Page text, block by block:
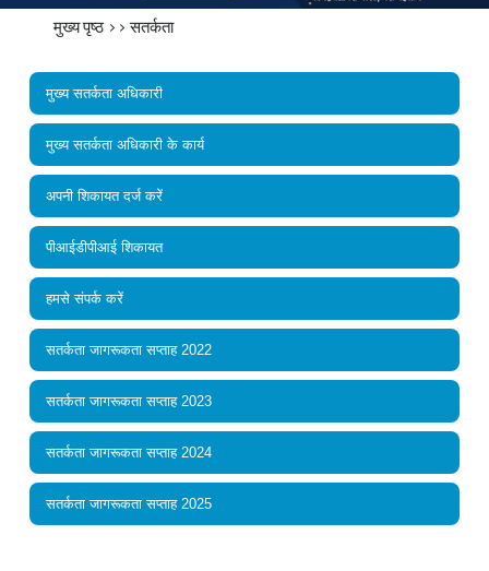
मुख्य पृष्ठ >>सतर्कता
मुख्य सतर्कता अधिकारी
मुख्य सतर्कता अधिकारी के कार्य
अपनी शिकायत दर्ज करें
पीआईडीपीआई शिकायत
हमसे संपर्क करें
सतर्कता जागरूकता सप्ताह 2022
सतर्कता जागरूकता सप्ताह 2023
सतर्कता जागरूकता सप्ताह 2024
सतर्कता जागरूकता सप्ताह 2025